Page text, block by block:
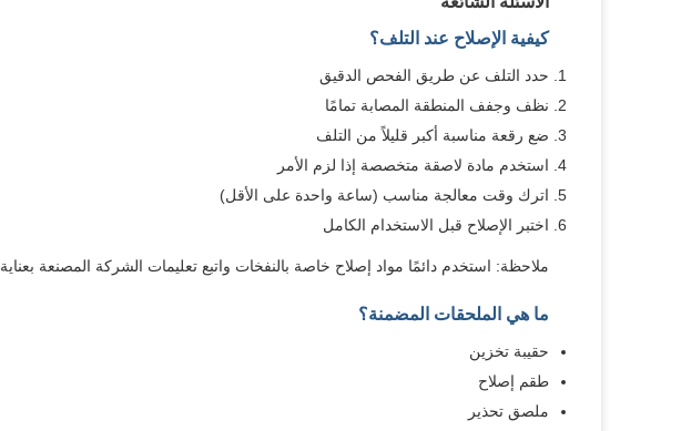
كيفية الإصلاح عند التلف؟
حدد التلف عن طريق الفحص الدقيق
نظف وجفف المنطقة المصابة تمامًا
ضع رقعة مناسبة أكبر قليلاً من التلف
استخدم مادة لاصقة متخصصة إذا لزم الأمر
اترك وقت معالجة مناسب (ساعة واحدة على الأقل)
اختبر الإصلاح قبل الاستخدام الكامل
ملاحظة: استخدم دائمًا مواد إصلاح خاصة بالنفخات واتبع تعليمات الشركة المصنعة بعناية.
ما هي الملحقات المضمنة؟
حقيبة تخزين
طقم إصلاح
ملصق تحذير